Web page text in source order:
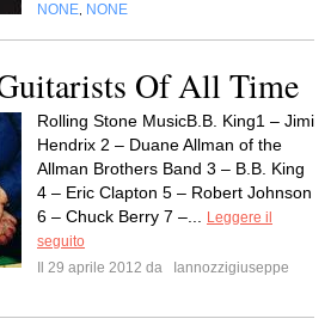
NONE NONE
Of All Time
Rolling Stone MusicB.B. King1 – Jimi
Hendrix 2 – Duane Allman of the
Allman Brothers Band 3 – B.B. King
4 – Eric Clapton 5 – Robert Johnson
6 – Chuck Berry 7 –...
Leggere il
seguito
Il 29 aprile 2012 da
Iannozzigiuseppe